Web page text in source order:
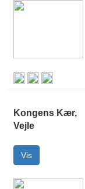
Kongens Kær,
Vejle